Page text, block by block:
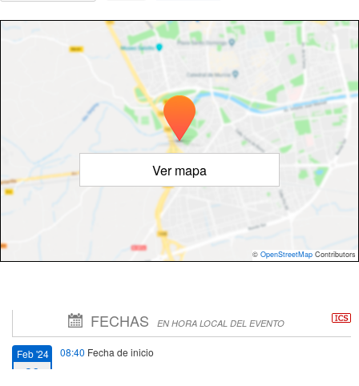
Ver mapa
© OpenStreetMap Contributors
FECHAS EN HORA LOCAL DEL EVENTO
Feb '24
26
08:40 Fecha de inicio